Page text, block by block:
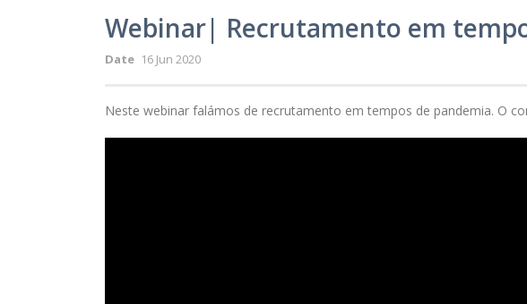
Webinar| Recrutamento em
Date 16 Jun 2020
Neste webinar falámos de recrutamento em tempos de pandemia. O